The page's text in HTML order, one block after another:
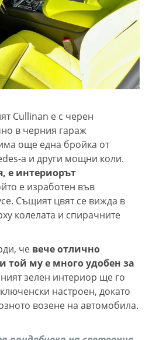
Cullinan е с черен
в черния гараж
още една бройка от
а и други мощни коли.
е интериорът
е изработен във
Същият цвят се вижда в
колелата и спирачните
че вече отлично
той му е много удобен за
зелен интериор ще го
настроен, докато
возене на автомобила.